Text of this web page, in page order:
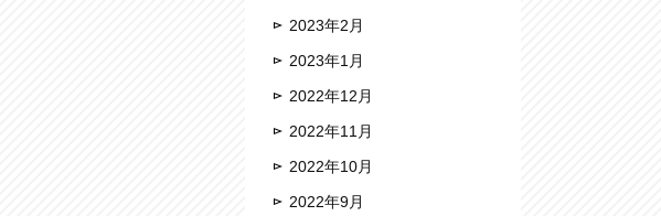
2023年2月
2023年1月
2022年12月
2022年11月
2022年10月
2022年9月